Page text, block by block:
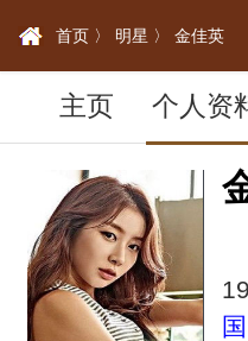
首页 〉 明星 〉 金佳英
主页 个人资
国